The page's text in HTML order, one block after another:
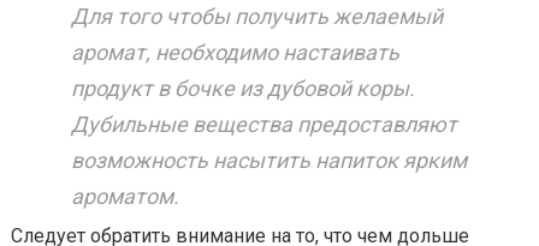
Для того чтобы получить желаемый
аромат, необходимо настаивать
продукт в бочке из дубовой коры.
Дубильные вещества предоставляют
возможность насытить напиток ярким
ароматом.
Следует обратить внимание на то, что чем дольше